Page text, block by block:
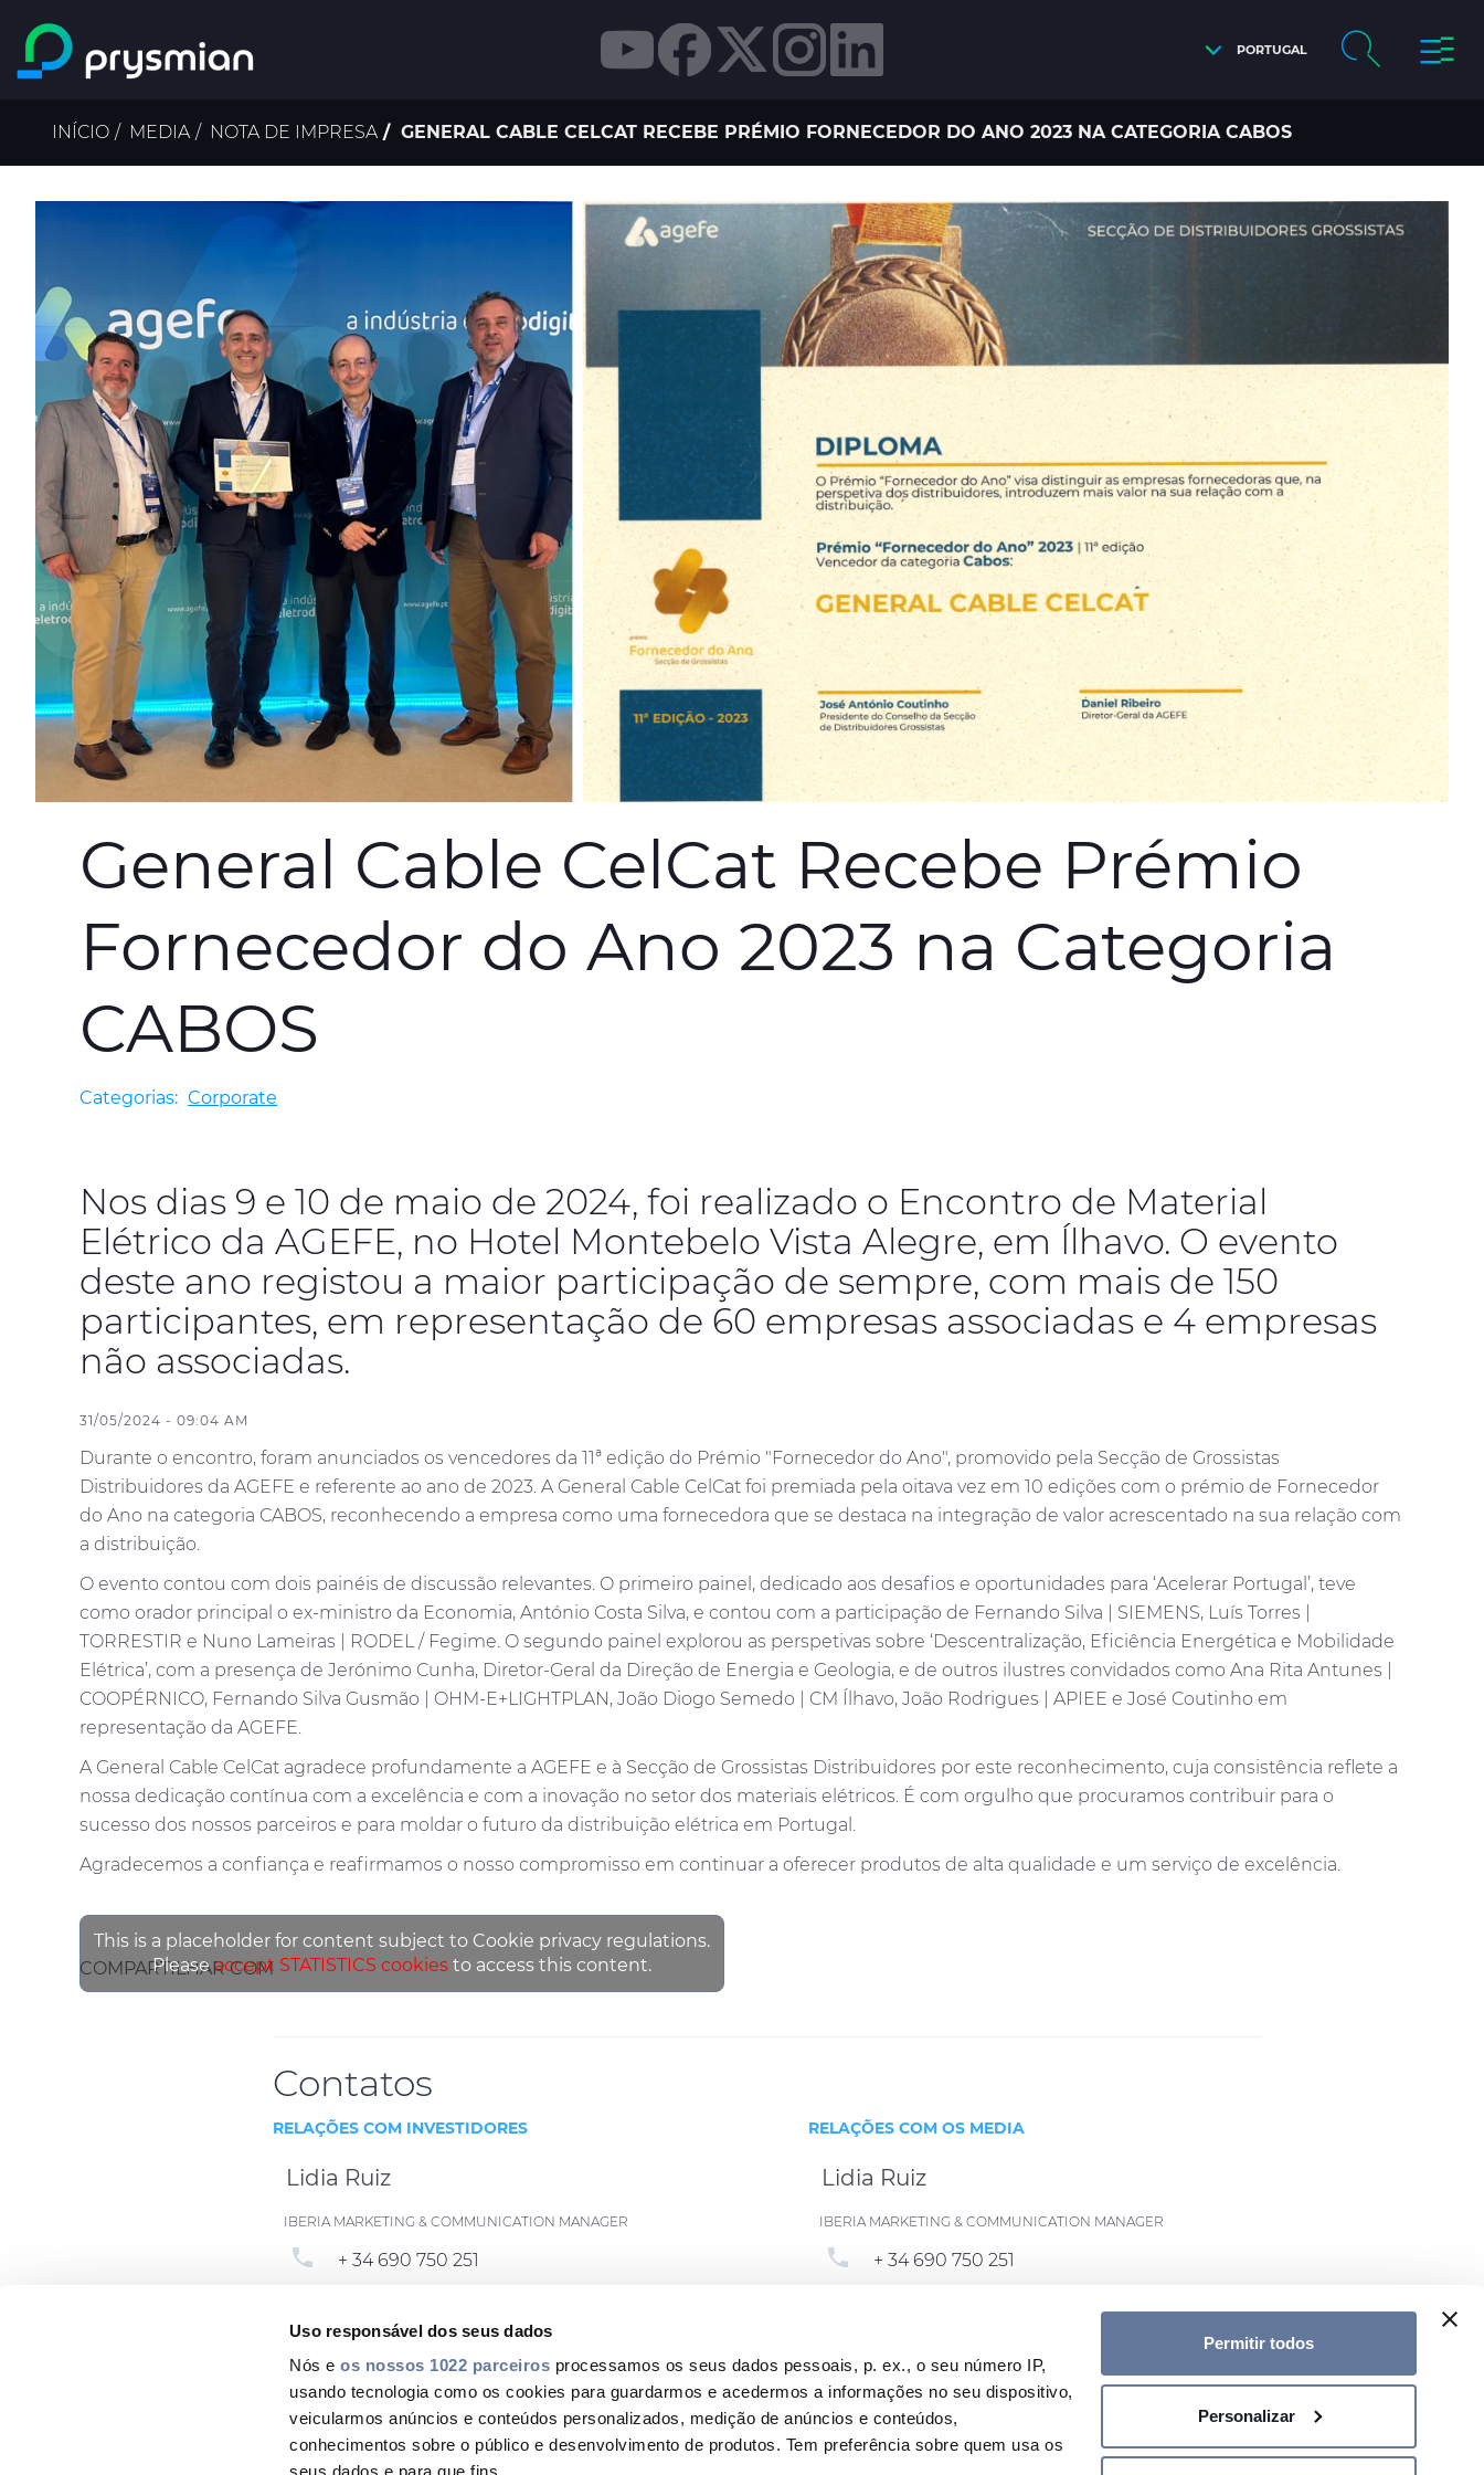
Uso responsável dos seus dados
Nós eos nossos 1022 parceiros processamos os seus dados pessoais, p. ex., o seu número IP,
usando tecnologia como os cookies para guardarmos e acedermos a informações no seu dispositivo,
veicularmos anúncios e conteúdos personalizados, medição de anúncios e conteúdos,
conhecimentos sobre o público e desenvolvimento de produtos. Tem preferência sobre quem usa os
Permitir todos
Personalizar
Ir para o conteúdo
principal
PORTUGAL
Navegação
estrutural
INÍCIO MEDIA NOTA DE IMPRESA GENERAL CABLE CELCAT RECEBE PRÉMIO FORNECEDOR DO ANO 2023 NA CATEGORIA CABOS
General Cable CelCat Recebe Prémio
Fornecedor do Ano 2023 na Categoria
CABOS
Categorias: Corporate
Nos dias 9 e 10 de maio de 2024, foi realizado o Encontro de Material
Elétrico da AGEFE, no Hotel Montebelo Vista Alegre, em Ílhavo. O evento
deste ano registou a maior participação de sempre, com mais de 150
participantes, em representação de 60 empresas associadas e 4 empresas
não associadas.
31/05/2024 - 09:04 AM
Durante o encontro, foram anunciados os vencedores da 11ª edição do Prémio "Fornecedor do Ano", promovido pela Secção de Grossistas
Distribuidores da AGEFE e referente ao ano de 2023. A General Cable CelCat foi premiada pela oitava vez em 10 edições com o prémio de Fornecedor
do Ano na categoria CABOS, reconhecendo a empresa como uma fornecedora que se destaca na integração de valor acrescentado na sua relação com
a distribuição.
O evento contou com dois painéis de discussão relevantes. O primeiro painel, dedicado aos desafios e oportunidades para ‘Acelerar Portugal’, teve
como orador principal o ex-ministro da Economia, António Costa Silva, e contou com a participação de Fernando Silva | SIEMENS, Luís Torres |
TORRESTIR e Nuno Lameiras | RODEL / Fegime. O segundo painel explorou as perspetivas sobre ‘Descentralização, Eficiência Energética e Mobilidade
Elétrica’, com a presença de Jerónimo Cunha, Diretor-Geral da Direção de Energia e Geologia, e de outros ilustres convidados como Ana Rita Antunes |
COOPÉRNICO, Fernando Silva Gusmão | OHM-E+LIGHTPLAN, João Diogo Semedo | CM Ílhavo, João Rodrigues | APIEE e José Coutinho em
representação da AGEFE.
A General Cable CelCat agradece profundamente a AGEFE e à Secção de Grossistas Distribuidores por este reconhecimento, cuja consistência reflete a
nossa dedicação contínua com a excelência e com a inovação no setor dos materiais elétricos. É com orgulho que procuramos contribuir para o
sucesso dos nossos parceiros e para moldar o futuro da distribuição elétrica em Portugal.
Agradecemos a confiança e reafirmamos o nosso compromisso em continuar a oferecer produtos de alta qualidade e um serviço de excelência.
COMPARTILHAR COM
This is a placeholder for content subject to Cookie privacy regulations.
Pleaseaccept STATISTICS cookies to access this content.
Contatos
RELAÇÕES COM INVESTIDORES
Lidia Ruiz
IBERIA MARKETING & COMMUNICATION MANAGER
phone + 34 690 750 251
RELAÇÕES COM OS MEDIA
Lidia Ruiz
IBERIA MARKETING & COMMUNICATION MANAGER
phone + 34 690 750 251
A NOSSA NEWSLETTER